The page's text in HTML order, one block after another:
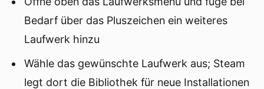
Bedarf über das Pluszeichen ein weiteres
Laufwerk hinzu
Wähle das gewünschte Laufwerk aus; Steam
legt dort die Bibliothek für neue Installationen